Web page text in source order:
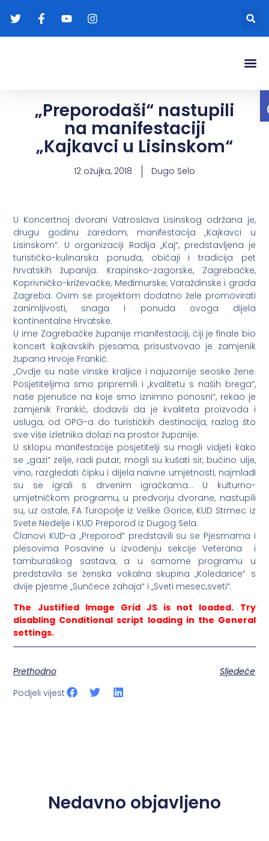
„Preporodaši“ nastupili
na manifestaciji
„Kajkavci u Lisinskom“
12 ožujka, 2018 Dugo Selo
U Koncertnoj dvorani Vatroslava Lisinskog održana je,
drugu godinu zaredom, manifestacija „Kajkavci u
Lisinskom“. U organizaciji Radija „Kaj“, predstavljena je
turističko-kulinarska ponuda, običaji i tradicija pet
hrvatskih županija: Krapinsko-zagorske, Zagrebačke,
Koprivničko-križevačke, Međimurske, Varaždinske i grada
Zagreba. Ovim se projektom dodatno žele promovirati
zanimljivosti, snaga i ponuda ovoga dijela
kontinentalne Hrvatske.
U ime Zagrebačke županije manifestaciji, čiji je finale bio
koncert kajkavskih pjesama, prisustvovao je zamjenik
župana Hrvoje Frankić.
„Ovdje su naše vinske kraljice i najuzornije seoske žene.
Posjetiteljima smo pripremili i „kvalitetu s naših brega“,
naše pjenušce na koje smo iznimno ponosni“, rekao je
zamjenik Frankić, dodavši da je kvaliteta proizvoda i
usluga, od OPG-a do turističkih destinacija, razlog što
sve više izletnika dolazi na prostor županije.
U sklopu manifestacije posjetitelji su mogli vidjeti kako
se „gazi“ zelje, radi putar, mogli su kušati sir, bučino ulje,
vino, razgledati čipku i dijela naivne umjetnosti, najmlađi
su se igrali s drvenim igračkama… U kulturno-
umjetničkom programu, u predvorju dvorane, nastupili
su, uz ostale, FA Turopolje iz Velike Gorice, KUD Strmec iz
Svete Nedelje i KUD Preporod iz Dugog Sela.
Članovi KUD-a „Preporod“ predstavili su se Pjesmama i
plesovima Posavine u izvođenju sekcije Veterana i
tamburaškog sastava, a u samome programu u
predstavila se ženska vokalna skupina „Koledarice“ s
dvije pjesme „Sunčece zahaja“ i „Sveti mesec,sveti“.
The Justified Image Grid JS is not loaded. Try
disabling Conditional script loading in the General
settings.
Prethodno
Sljedeće
Podjeli vijest
Nedavno objavljeno